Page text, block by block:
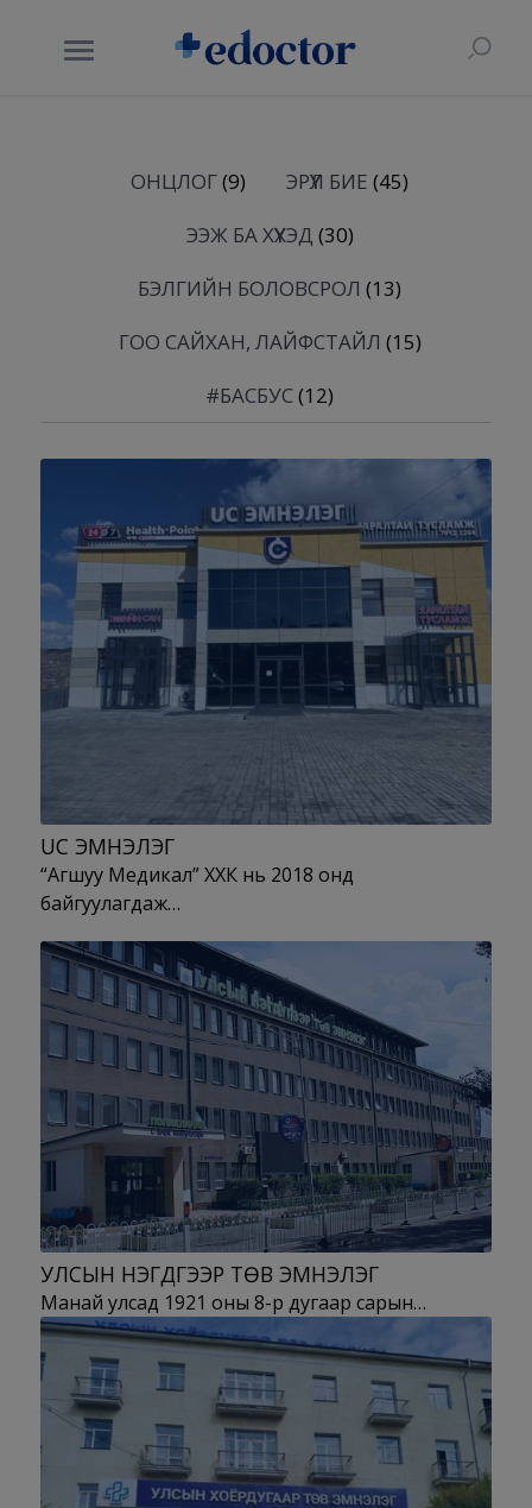
ОНЦЛОГ(9) ЭРҮҮЛ БИЕ (45)
ЭЭЖ БА ХҮҮХЭД (30)
БЭЛГИЙН БОЛОВСРОЛ (13)
ГОО САЙХАН, ЛАЙФСТАЙЛ (15)
#БАСБУС(12)
UC ЭМНЭЛЭГ
“Агшуу Медикал” ХХК нь 2018 онд
байгуулагдаж…
УЛСЫН НЭГДҮГЭЭР ТӨВ ЭМНЭЛЭГ
Манай улсад 1921 оны 8-р дугаар сарын…